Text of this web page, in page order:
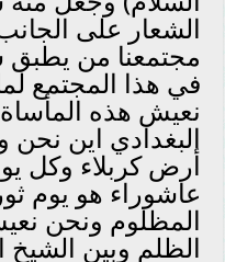
الشعار على
مجتمعنا من يطبق
في هذا المجتمع
نعيش هذه
البغدادي اين
أرض كربلاء وكل
عاشوراء هو يوم
المظلوم ونحن
الظلم وبين الشيخ